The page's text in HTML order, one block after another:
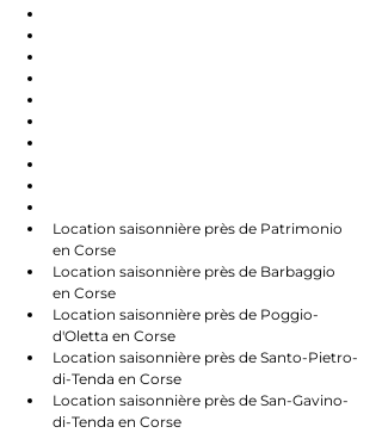
Location saisonnière près de Patrimonio
en Corse
Location saisonnière près de Barbaggio
en Corse
Location saisonnière près de Poggio-
d'Oletta en Corse
Location saisonnière près de Santo-Pietro-
di-Tenda en Corse
Location saisonnière près de San-Gavino-
di-Tenda en Corse